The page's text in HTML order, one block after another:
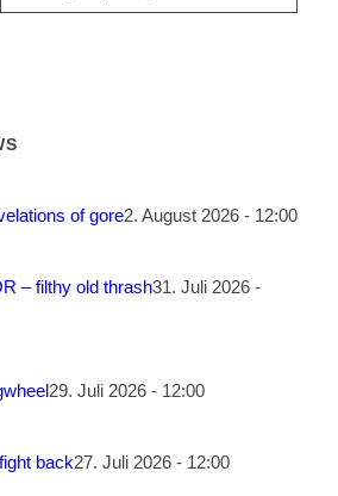
of gore2. August 2026 - 12:00
– filthy old thrash31. Juli 2026 -
29. Juli 2026 - 12:00
back27. Juli 2026 - 12:00